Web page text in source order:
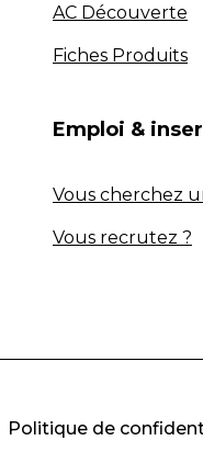
AC Découverte
Fiches Produits
Emploi &
Vous cherchez
Vous recrutez ?
Politique de